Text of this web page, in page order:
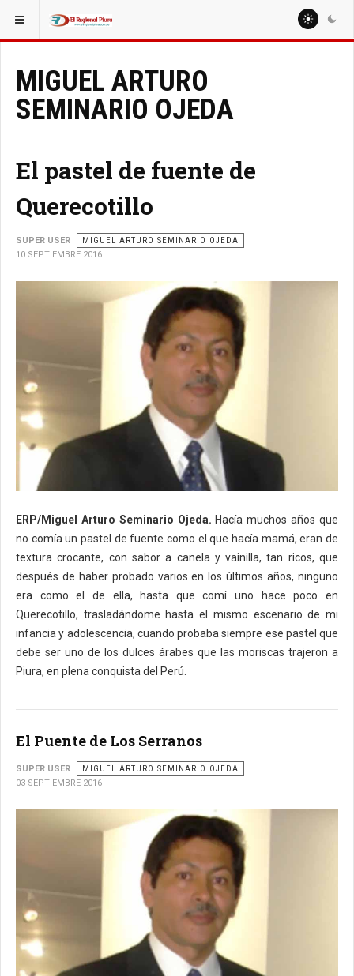
ESTÁ AQUÍ: COLUMNISTAS MIGUEL ARTURO SEMINARIO OJEDA
MIGUEL ARTURO
SEMINARIO OJEDA
El pastel de fuente de
Querecotillo
SUPER USER
MIGUEL ARTURO SEMINARIO OJEDA
10 SEPTIEMBRE 2016
ERP/Miguel Arturo Seminario Ojeda. Hacía muchos años que
no comía un pastel de fuente como el que hacía mamá, eran de
textura crocante, con sabor a canela y vainilla, tan ricos, que
después de haber probado varios en los últimos años, ninguno
era como el de ella, hasta que comí uno hace poco en
Querecotillo, trasladándome hasta el mismo escenario de mi
infancia y adolescencia, cuando probaba siempre ese pastel que
debe ser uno de los dulces árabes que las moriscas trajeron a
Piura, en plena conquista del Perú.
El Puente de Los Serranos
SUPER USER
MIGUEL ARTURO SEMINARIO OJEDA
03 SEPTIEMBRE 2016